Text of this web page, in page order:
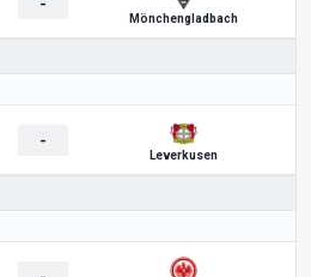
-
Mönchengladbach
-
Leverkusen